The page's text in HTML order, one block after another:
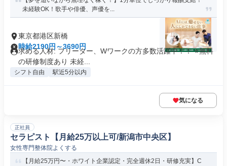
未経験OK！歌手や俳優、声優を...
東京都港区新橋
時給2190円～3690円
求める人材: フリーター、Wワークの方多数活躍中！！ ⭐️無料
の研修制度あり 未経...
シフト自由 駅近5分以内
気になる
正社員
セラピスト【月給25万以上可/新潟市中央区】
女性専門整体院よくする
【月給25万円〜・ホワイト企業認定・完全週休2日・研修充実】C